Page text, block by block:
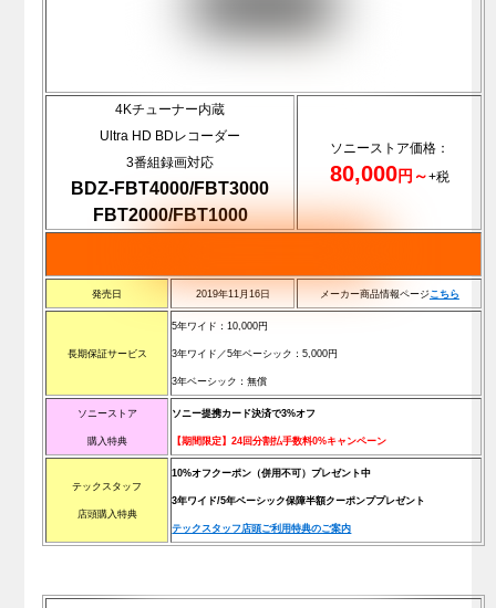
4Kチューナー内蔵
Ultra HD BDレコーダー
3番組録画対応
BDZ-FBT4000/FBT3000
FBT2000/FBT1000
ソニーストア価格：
80,000円～+税
発売日 2019年11月16日 メーカー商品情報ページこちら
長期保証サービス
5年ワイド：10,000円
3年ワイド／5年ベーシック：5,000円
3年ベーシック：無償
ソニーストア
購入特典
ソニー提携カード決済で3%オフ
【期間限定】24回分割払手数料0%キャンペーン
テックスタッフ
店頭購入特典
10%オフクーポン（併用不可）プレゼント中
3年ワイド/5年ベーシック保障半額クーポンププレゼント
テックスタッフ店頭ご利用特典のご案内